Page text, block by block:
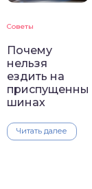
Советы
Почему
нельзя
ездить на
приспущенных
шинах
Читать далее